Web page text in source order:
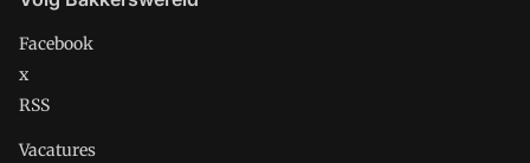
Facebook
x
RSS
Vacatures